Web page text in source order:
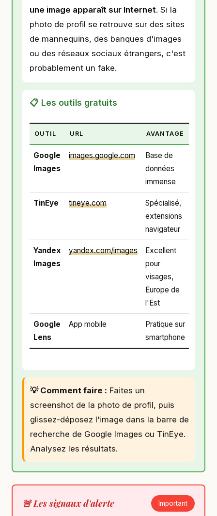
une image apparaît sur Internet. Si la
photo de profil se retrouve sur des sites
de mannequins, des banques d'images
ou des réseaux sociaux étrangers, c'est
probablement un fake.
📋 Les outils gratuits
OUTIL URL AVANTAGE
Google
Images
images.google.com
Base de
données
immense
TinEye tineye.com
Spécialisé,
extensions
navigateur
Yandex
Images
yandex.com/images
Excellent
pour
visages,
Europe de
l'Est
Google
Lens
App mobile
Pratique sur
smartphone
💡 Comment faire : Faites un
screenshot de la photo de profil, puis
glissez-déposez l'image dans la barre de
recherche de Google Images ou TinEye.
Analysez les résultats.
🚨 Les signaux d'alerte Important